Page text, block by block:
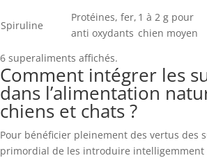
Spiruline
Protéines, fer,
anti oxydants
1 à 2 g pour
chien moyen
6 superaliments affichés.
Comment intégrer les
dans l’alimentation
chiens et chats ?
Pour bénéficier pleinement des vertus des
primordial de les introduire intelligemment